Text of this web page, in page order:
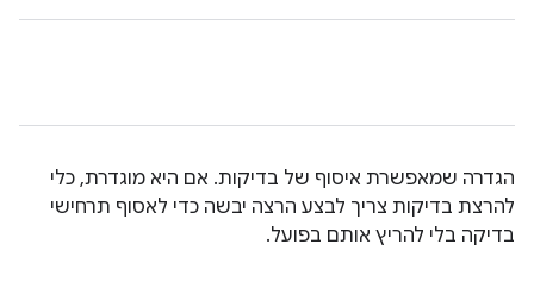
הגדרה שמאפשרת איסוף של בדיקות. אם היא מוגדרת, כלי
להרצת בדיקות צריך לבצע הרצה יבשה כדי לאסוף תרחישי
בדיקה בלי להריץ אותם בפועל.